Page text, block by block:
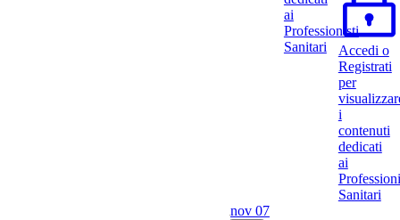
ai
Professionisti
Sanitari
Accedi o
Registrati
per
i
contenuti
dedicati
ai
Sanitari
nov 07